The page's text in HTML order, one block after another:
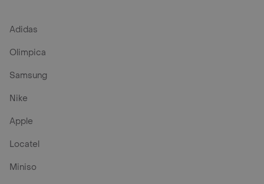
Adidas
Olimpica
Samsung
Nike
Apple
Locatel
Miniso